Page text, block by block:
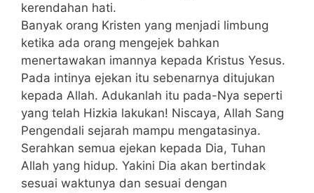
kerendahan hati.
Banyak orang Kristen yang menjadi limbung
ketika ada orang mengejek bahkan
menertawakan imannya kepada Kristus Yesus.
Pada intinya ejekan itu sebenarnya ditujukan
kepada Allah. Adukanlah itu pada-Nya seperti
yang telah Hizkia lakukan! Niscaya, Allah Sang
Pengendali sejarah mampu mengatasinya.
Serahkan semua ejekan kepada Dia, Tuhan
Allah yang hidup. Yakini Dia akan bertindak
sesuai waktunya dan sesuai dengan